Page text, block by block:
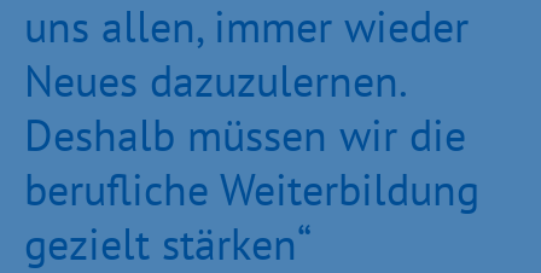
uns allen, immer wieder
Neues dazuzulernen.
Deshalb müssen wir die
berufliche Weiterbildung
gezielt stärken“